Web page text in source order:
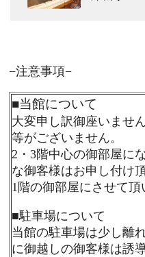
−注意事項−
■当館について
大変申し訳御座いませ
等がございません。
2・3階中心の御部屋に
な御客様はお申し付け
1階の御部屋にさせて頂
■駐車場について
当館の駐車場は少し離
に御越しの御客様は誘